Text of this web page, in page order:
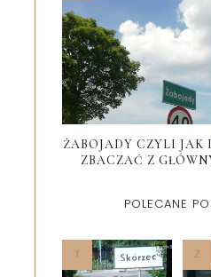
ŻABOJADY CZYLI JAK
ZBACZAĆ Z
POLECANE